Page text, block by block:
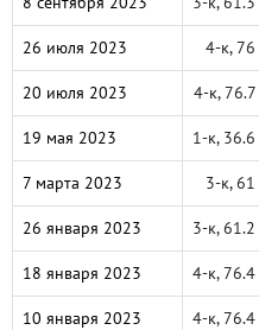
26 июля 2023 4-к, 76
20 июля 2023 4-к, 76.7
19 мая 2023 1-к, 36.6
7 марта 2023 3-к, 61
26 января 2023 3-к, 61.2
18 января 2023 4-к, 76.4
10 января 2023 4-к, 76.4